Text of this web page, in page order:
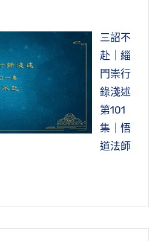
三詔不
赴｜緇
門崇行
錄淺述
第101
集｜悟
道法師